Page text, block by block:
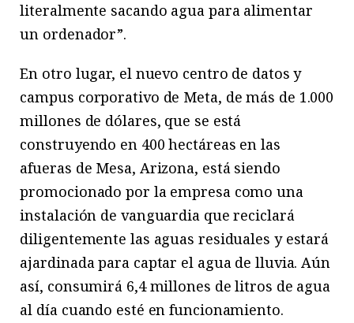
literalmente sacando agua para alimentar
un ordenador”.
En otro lugar, el nuevo centro de datos y
campus corporativo de Meta, de más de 1.000
millones de dólares, que se está
construyendo en 400 hectáreas en las
afueras de Mesa, Arizona, está siendo
promocionado por la empresa como una
instalación de vanguardia que reciclará
diligentemente las aguas residuales y estará
ajardinada para captar el agua de lluvia. Aún
así, consumirá 6,4 millones de litros de agua
al día cuando esté en funcionamiento.